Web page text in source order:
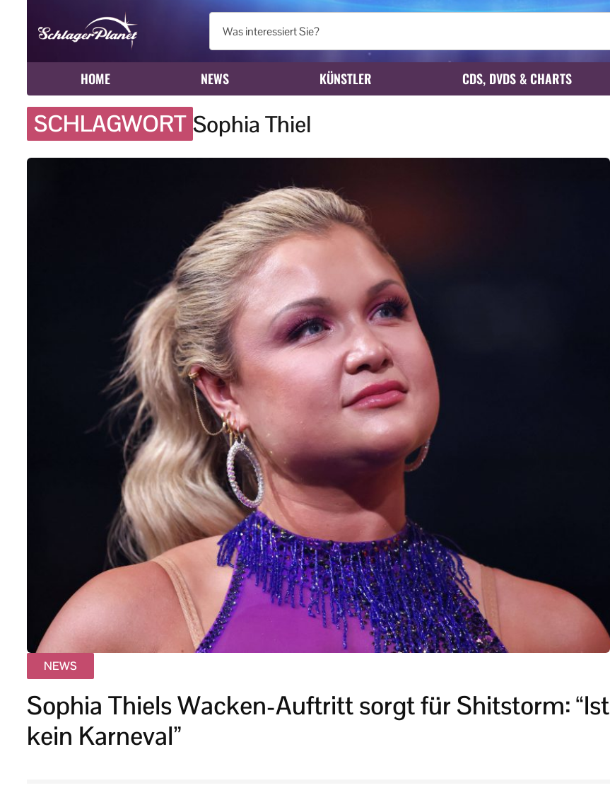
HOME NEWS KÜNSTLER CDS, DVDS & CHARTS
SCHLAGWORT Sophia Thiel
NEWS
Sophia Thiels Wacken-Auftritt sorgt für Shitstorm: “Ist
kein Karneval”